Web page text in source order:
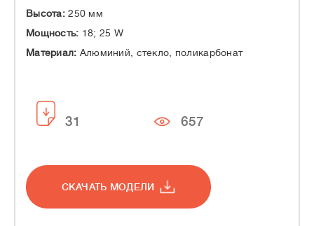
Высота:250 мм
Мощность: 18; 25 W
Материал: Алюминий, стекло, поликарбонат
31 657
СКАЧАТЬ МОДЕЛИ